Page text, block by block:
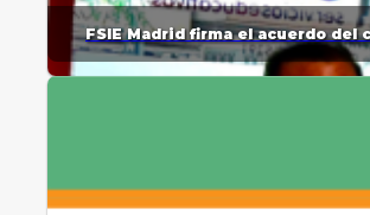
FSIE Madrid firma el acuerdo del